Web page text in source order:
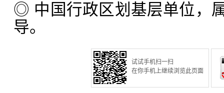
◎ 中国行政区划基层单位，
导。
试试手机扫一扫
在你手机上继续浏览此页面